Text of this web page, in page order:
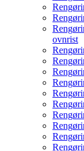
ovnrist